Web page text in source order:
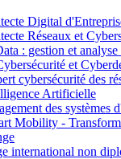
Digital
Réseaux et
: gestion et analyse
et
cybersécurité des
Artificielle
des systèmes
Mobility -
international non